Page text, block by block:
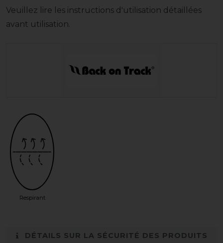
Veuillez lire les instructions d'utilisation détaillées
avant utilisation.
Respirant
DÉTAILS SUR LA SÉCURITÉ DES PRODUITS